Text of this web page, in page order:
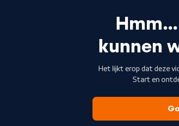
kunnen
Het lijkt erop dat deze
Start en